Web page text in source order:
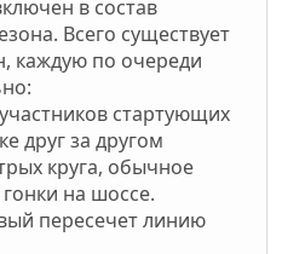
в состав
Всего существует
каждую по очереди
стартующих
друг за другом
круга, обычное
на шоссе.
пересечет линию